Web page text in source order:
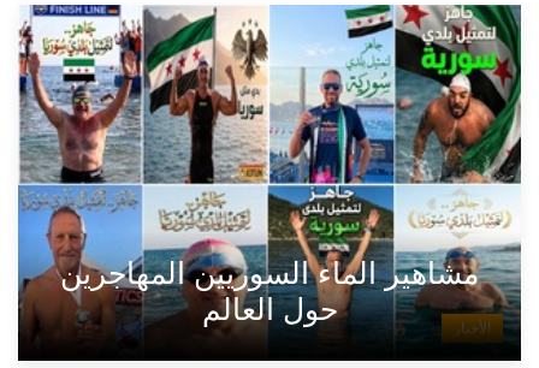
الأخبار
مشاهير الماء السوريين المهاجرين
حول العالم